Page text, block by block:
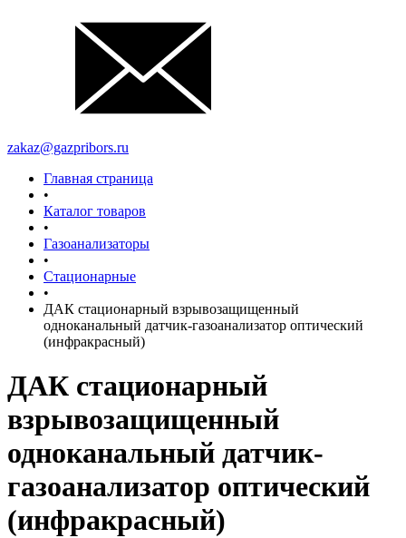
zakaz@gazpribors.ru
Главная страница
•
Каталог товаров
•
Газоанализаторы
•
Стационарные
•
ДАК стационарный взрывозащищенный
одноканальный датчик-газоанализатор оптический
(инфракрасный)
ДАК стационарный
взрывозащищенный
одноканальный датчик-
газоанализатор оптический
(инфракрасный)